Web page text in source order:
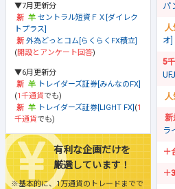
▼7月更新分
セントラル短資ＦＸ[ダイレク
トプラス]
外為どっとコム[らくらくFX積立]
(開設とアンケート回答)
▼6月更新分
トレイダーズ証券[みんなのFX]
(1千通貨でも)
トレイダーズ証券[LIGHT FX] (1
千通貨でも)
有利な企画だけを
厳選しています！
※基本的に、1万通貨のトレードまでで
パ
オ]
5
ラ
＋
＋